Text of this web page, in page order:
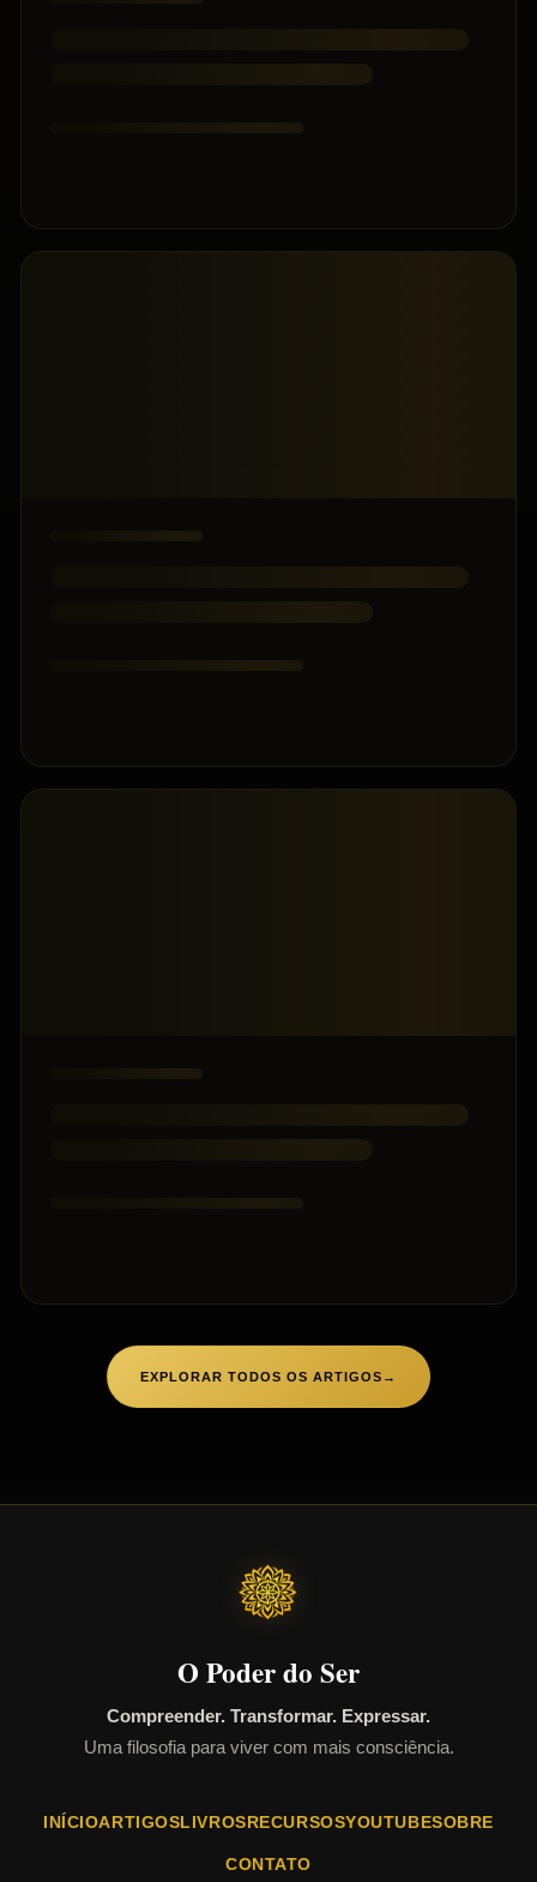
EXPLORAR TODOS OS ARTIGOS →
O Poder do Ser
Compreender. Transformar. Expressar.
Uma filosofia para viver com mais consciência.
INÍCIOARTIGOSLIVROSRECURSOSYOUTUBESOBRE
CONTATO